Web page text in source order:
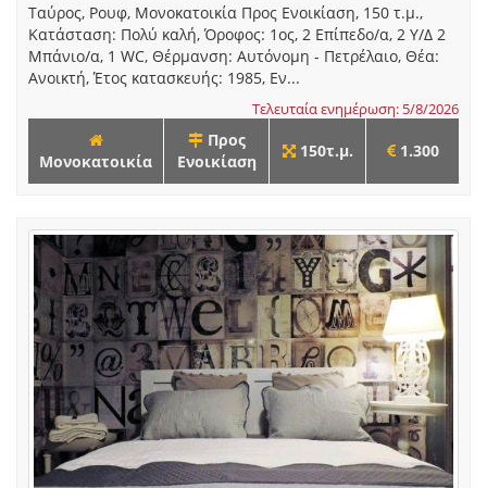
Ταύρος, Ρουφ, Μονοκατοικία Προς Ενοικίαση, 150 τ.μ.,
Κατάσταση: Πολύ καλή, Όροφος: 1ος, 2 Επίπεδο/α, 2 Υ/Δ 2
Μπάνιο/α, 1 WC, Θέρμανση: Αυτόνομη - Πετρέλαιο, Θέα:
Ανοικτή, Έτος κατασκευής: 1985, Εν...
Τελευταία ενημέρωση: 5/8/2026
Μονοκατοικία
Προς
Ενοικίαση
150τ.μ. 1.300